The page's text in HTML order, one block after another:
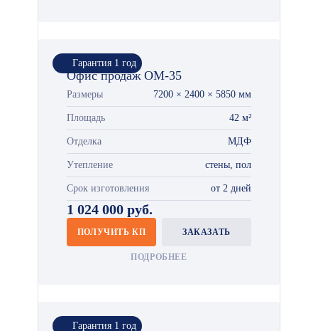
Гарантия 1 год
Офис продаж ОМ-35
Размеры 7200 × 2400 × 5850 мм
Площадь 42 м²
Отделка МДФ
Утепление стены, пол
Срок изготовления от 2 дней
1 024 000 руб.
ПОЛУЧИТЬ КП ЗАКАЗАТЬ
ПОДРОБНЕЕ
Гарантия 1 год